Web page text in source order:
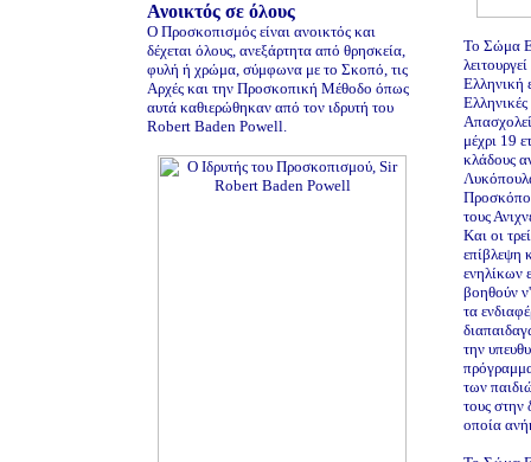
Ανοικτός σε όλους
Ο Προσκοπισμός είναι ανοικτός και
δέχεται όλους, ανεξάρτητα από θρησκεία,
φυλή ή χρώμα, σύμφωνα με το Σκοπό, τις
Αρχές και την Προσκοπική Μέθοδο όπως
αυτά καθιερώθηκαν από τον ιδρυτή του
Robert Baden Powell.
Το Σώμα
Ελληνική
μέχρι 19
κλάδους
τους
Και οι
επίβλεψη
ενηλίκων
βοηθούν
τα
την
πρόγραμμα
των
τους
οποία